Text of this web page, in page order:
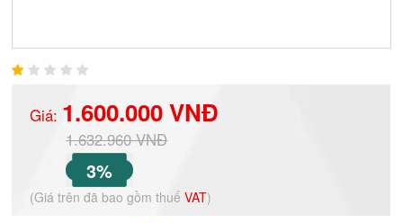
Giá: 1.600.000 VNĐ
1.632.960 VNĐ
3%
(Giá trên đã bao gồm thuếVAT)